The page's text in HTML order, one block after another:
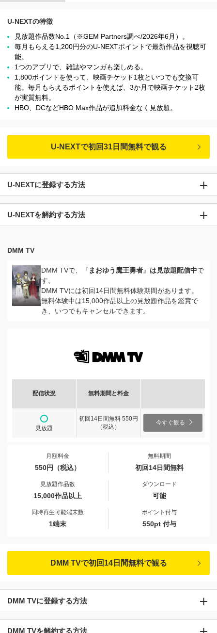
U-NEXTの特徴
見放題作品数No.1（※GEM Partners調べ/2026年6⽉）。
毎月もらえる1,200円分のU-NEXTポイントで最新作品を視聴可
能。
1つのアプリで、雑誌やマンガも楽しめる。
1,800ポイントを使って、映画チケット1枚といつでも交換可
能。毎月もらえるポイントを使えば、3か月で映画チケット2枚
が実質無料。
HBO、DCなどHBO Max作品が追加料金なく見放題。
U-NEXTで初回31日間無料で観る
U-NEXTに登録する方法
U-NEXTを解約する方法
DMM TV
DMM TVで、『 まおゆう魔王勇者』 は見放題配信中で
す。
DMM TVには初回14日間無料体験期間があります。
無料体験中は15,000作品以上の見放題作品を鑑賞で
き、いつでもキャンセルできます。
配信状況 無料期間と料金
見放題
初回14日間無料 550円
（税込）
今すぐ観る
月額料金
550円（税込）
無料期間
初回14日間無料
見放題作品数
15,000作品以上
ダウンロード
可能
同時再生可能端末数
1端末
ポイント付与
550pt 付与
DMM TVで初回14日間無料で観る
DMM TVに登録する方法
DMM TVを解約する方法